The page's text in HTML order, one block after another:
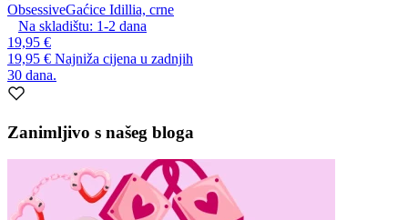
ObsessiveGaćice Idillia, crne
Na skladištu: 1-2 dana
19,95 €
19,95 € Najniža cijena u zadnjih
30 dana.
Zanimljivo s našeg bloga